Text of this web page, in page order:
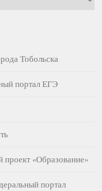
Тобольска
портал ЕГЭ
«Образование»
портал